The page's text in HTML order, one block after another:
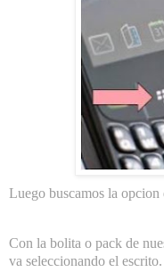
Luego buscamos la
Con la bolita o pack de
va seleccionando el